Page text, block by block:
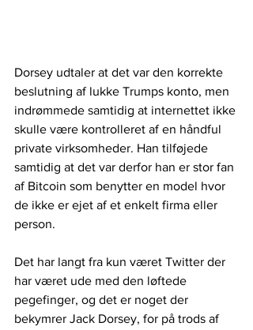
Dorsey udtaler at det var den korrekte
beslutning af lukke Trumps konto, men
indrømmede samtidig at internettet ikke
skulle være kontrolleret af en håndful
private virksomheder. Han tilføjede
samtidig at det var derfor han er stor fan
af Bitcoin som benytter en model hvor
de ikke er ejet af et enkelt firma eller
person.
Det har langt fra kun været Twitter der
har været ude med den løftede
pegefinger, og det er noget der
bekymrer Jack Dorsey, for på trods af